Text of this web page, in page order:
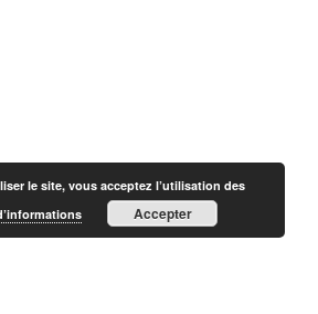
le site, vous acceptez l’utilisation des
Accepter